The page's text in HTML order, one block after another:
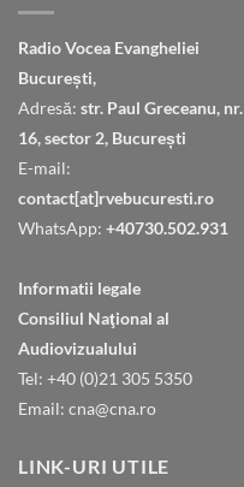
Radio Vocea Evangheliei
București,
Adresă: str. Paul Greceanu, nr.
16, sector 2, București
E-mail:
contact[at]rvebucuresti.ro
WhatsApp: +40730.502.931
Informatii legale
Consiliul Naţional al
Audiovizualului
Tel: +40 (0)21 305 5350
Email: cna@cna.ro
LINK-URI UTILE